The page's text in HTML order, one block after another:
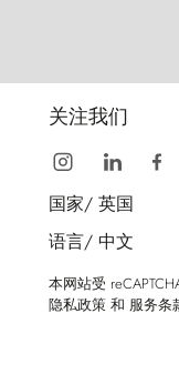
关注我们
国家/ 英国
语言/ 中文
本网站受
隐私政策 和 服务条